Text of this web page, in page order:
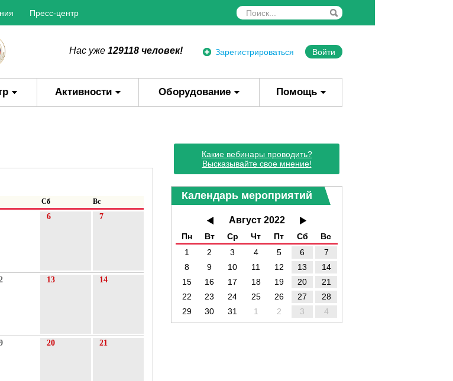
Пресс-центр
Зарегистрироваться Войти
Нас уже 129118 человек!
Активности Оборудование Помощь
Сб Вс
6 7
13 14
20 21
Какие вебинары проводить?
Высказывайте свое мнение!
Календарь мероприятий
Август 2022
Пн Вт Ср Чт Пт Сб
Вс
1
2 3 4 5 6
7
8
9 10 11 12 13
14
15
16 17 18 19 20
21
22
23 24 25 26 27
28
29
30 31 1 2 3 4